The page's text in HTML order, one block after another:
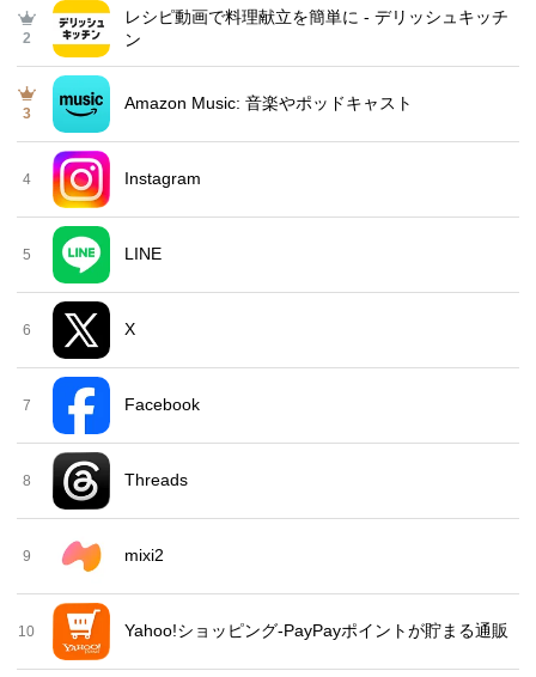
2
レシピ動画で料理献立を簡単‪に - デリッシュキッチ
ン
3
Amazon Music: 音楽やポッドキャスト
4 Instagram
5 LINE
6 X
7 Facebook
8 Threads
9 mixi2
10 Yahoo!ショッピング-PayPayポイントが貯まる通販